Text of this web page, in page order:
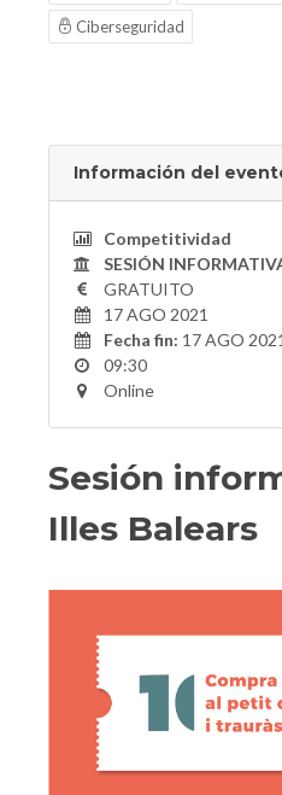
Ciberseguridad
Información del
Competitividad
SESIÓN
GRATUITO
17 AGO 2021
Fecha fin: 17 AGO 2021
09:30
Online
Sesión
Illes Balears